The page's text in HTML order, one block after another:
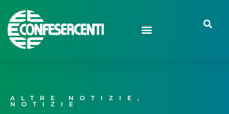
ALTRE NOTIZIE ,
NOTIZIE